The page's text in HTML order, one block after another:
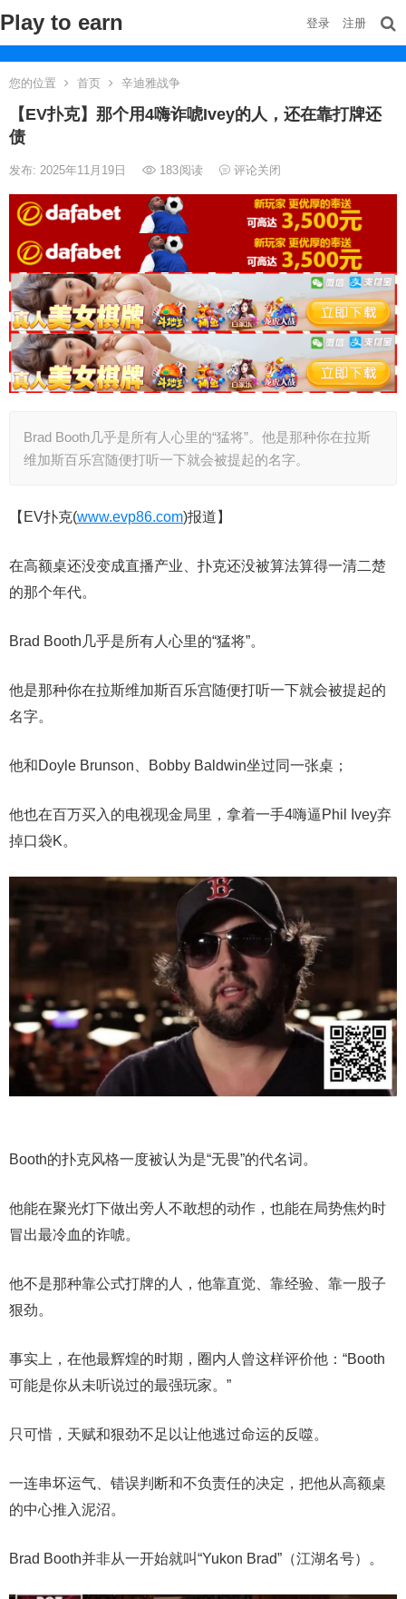
Play to earn 登录 注册
您的位置 首页 辛迪雅战争
【EV扑克】那个用4嗨诈唬Ivey的人，还在靠打牌还
债
发布: 2025年11月19日 183阅读 评论关闭
Brad Booth几乎是所有人心里的“猛将”。他是那种你在拉斯
维加斯百乐宫随便打听一下就会被提起的名字。
【EV扑克(www.evp86.com)报道】
在高额桌还没变成直播产业、扑克还没被算法算得一清二楚
的那个年代。
Brad Booth几乎是所有人心里的“猛将”。
他是那种你在拉斯维加斯百乐宫随便打听一下就会被提起的
名字。
他和Doyle Brunson、Bobby Baldwin坐过同一张桌；
他也在百万买入的电视现金局里，拿着一手4嗨逼Phil Ivey弃
掉口袋K。
Booth的扑克风格一度被认为是“无畏”的代名词。
他能在聚光灯下做出旁人不敢想的动作，也能在局势焦灼时
冒出最冷血的诈唬。
他不是那种靠公式打牌的人，他靠直觉、靠经验、靠一股子
狠劲。
事实上，在他最辉煌的时期，圈内人曾这样评价他：“Booth
可能是你从未听说过的最强玩家。”
只可惜，天赋和狠劲不足以让他逃过命运的反噬。
一连串坏运气、错误判断和不负责任的决定，把他从高额桌
的中心推入泥沼。
Brad Booth并非从一开始就叫“Yukon Brad”（江湖名号）。